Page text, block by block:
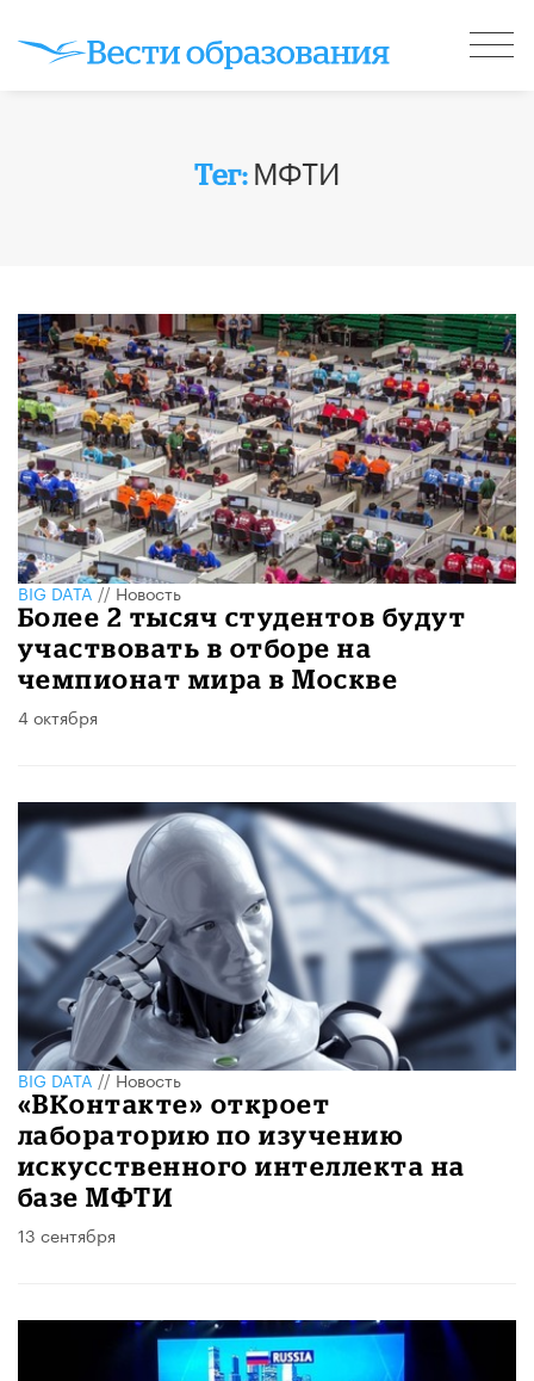
Тег: МФТИ
BIG DATA//Новость
Более 2 тысяч студентов будут
участвовать в отборе на
чемпионат мира в Москве
4 октября
BIG DATA//Новость
«ВКонтакте» откроет
лабораторию по изучению
искусственного интеллекта на
базе МФТИ
13 сентября